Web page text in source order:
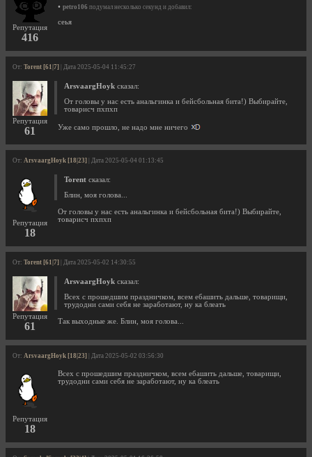
Репутация
416
• petro106 подумал несколько секунд и добавил:
сеья
От: Torent [61|7] | Дата 2025-05-04 11:45:27
Репутация
61
ArsvaargHoyk сказал:
От головы у нас есть анальгинка и бейсбольная бита!) Выбирайте,
товарисч пхпхп
Уже само прошло, не надо мне ничего
От: ArsvaargHoyk [18|23] | Дата 2025-05-04 01:13:45
Репутация
18
Torent сказал:
Блин, моя голова...
От головы у нас есть анальгинка и бейсбольная бита!) Выбирайте,
товарисч пхпхп
От: Torent [61|7] | Дата 2025-05-02 14:30:55
Репутация
61
ArsvaargHoyk сказал:
Всех с прошедшим праздничком, всем ебашить дальше, товарищи,
трудодни сами себя не заработают, ну ка блеать
Так выходные же. Блин, моя голова...
От: ArsvaargHoyk [18|23] | Дата 2025-05-02 03:56:30
Репутация
18
Всех с прошедшим праздничком, всем ебашить дальше, товарищи,
трудодни сами себя не заработают, ну ка блеать